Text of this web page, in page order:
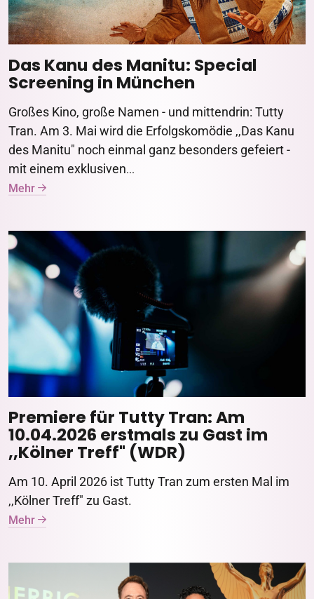
Das Kanu des Manitu: Special
Screening in München
Großes Kino, große Namen - und mittendrin: Tutty
Tran. Am 3. Mai wird die Erfolgskomödie ,,Das Kanu
des Manitu" noch einmal ganz besonders gefeiert -
mit einem exklusiven...
Mehr
Premiere für Tutty Tran: Am
10.04.2026 erstmals zu Gast im
,,Kölner Treff" (WDR)
Am 10. April 2026 ist Tutty Tran zum ersten Mal im
,,Kölner Treff" zu Gast.
Mehr